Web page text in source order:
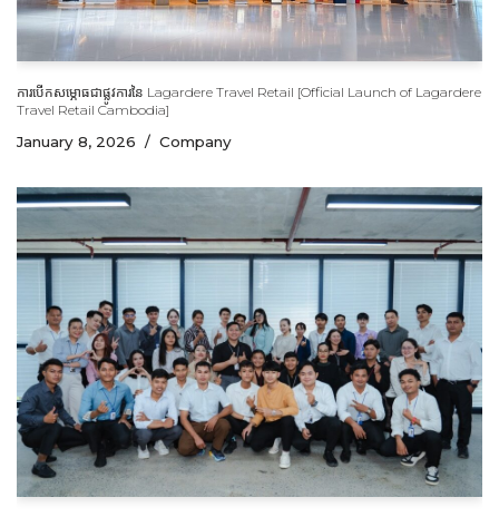
ការបើកសម្ភោធជាផ្លូវការនៃ Lagardere Travel Retail [Official Launch of Lagardere
Travel Retail Cambodia]
January 8, 2026 Company